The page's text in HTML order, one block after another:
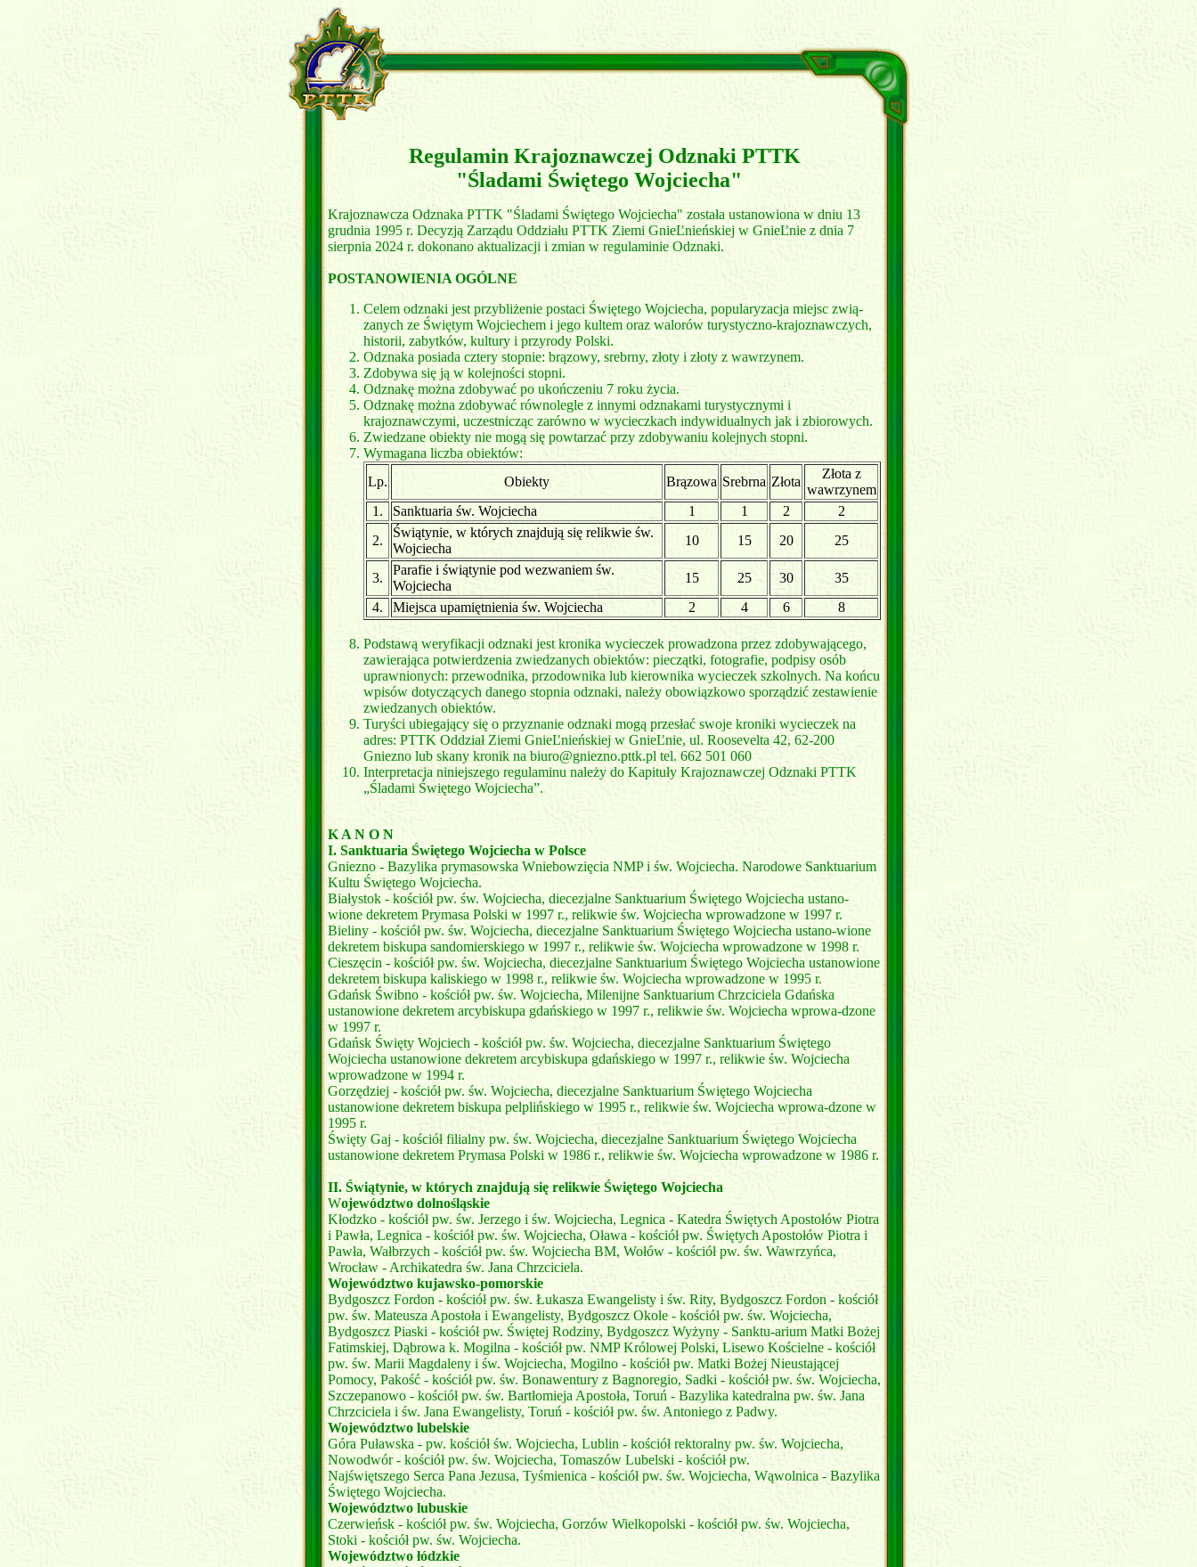
Regulamin Krajoznawczej Odznaki PTTK
"Śladami Świętego Wojciecha"
Krajoznawcza Odznaka PTTK "Śladami Świętego Wojciecha" została ustanowiona w dniu 13
grudnia 1995 r. Decyzją Zarządu Oddziału PTTK Ziemi GnieĽnieńskiej w GnieĽnie z dnia 7
sierpnia 2024 r. dokonano aktualizacji i zmian w regulaminie Odznaki.
POSTANOWIENIA OGÓLNE
Celem odznaki jest przybliżenie postaci Świętego Wojciecha, popularyzacja miejsc zwią-
zanych ze Świętym Wojciechem i jego kultem oraz walorów turystyczno-krajoznawczych,
historii, zabytków, kultury i przyrody Polski.
Odznaka posiada cztery stopnie: brązowy, srebrny, złoty i złoty z wawrzynem.
Zdobywa się ją w kolejności stopni.
Odznakę można zdobywać po ukończeniu 7 roku życia.
Odznakę można zdobywać równolegle z innymi odznakami turystycznymi i
krajoznawczymi, uczestnicząc zarówno w wycieczkach indywidualnych jak i zbiorowych.
Zwiedzane obiekty nie mogą się powtarzać przy zdobywaniu kolejnych stopni.
Wymagana liczba obiektów:
Lp.
Obiekty Brązowa Srebrna Złota
Złota z
wawrzynem
1.
Sanktuaria św. Wojciecha 1 1 2
2
2.
Świątynie, w których znajdują się relikwie św.
Wojciecha
10 15 20 25
3.
Parafie i świątynie pod wezwaniem św.
Wojciecha
15 25 30
35
4.
Miejsca upamiętnienia św. Wojciecha 2 4 6 8
Podstawą weryfikacji odznaki jest kronika wycieczek prowadzona przez zdobywającego,
zawierająca potwierdzenia zwiedzanych obiektów: pieczątki, fotografie, podpisy osób
uprawnionych: przewodnika, przodownika lub kierownika wycieczek szkolnych. Na końcu
wpisów dotyczących danego stopnia odznaki, należy obowiązkowo sporządzić zestawienie
zwiedzanych obiektów.
Turyści ubiegający się o przyznanie odznaki mogą przesłać swoje kroniki wycieczek na
adres: PTTK Oddział Ziemi GnieĽnieńskiej w GnieĽnie, ul. Roosevelta 42, 62-200
Gniezno lub skany kronik na biuro@gniezno.pttk.pl tel. 662 501 060
Interpretacja niniejszego regulaminu należy do Kapituły Krajoznawczej Odznaki PTTK
„Śladami Świętego Wojciecha”.
K A N O N
I. Sanktuaria Świętego Wojciecha w Polsce
Gniezno - Bazylika prymasowska Wniebowzięcia NMP i św. Wojciecha. Narodowe Sanktuarium
Kultu Świętego Wojciecha.
Białystok - kościół pw. św. Wojciecha, diecezjalne Sanktuarium Świętego Wojciecha ustano-
wione dekretem Prymasa Polski w 1997 r., relikwie św. Wojciecha wprowadzone w 1997 r.
Bieliny - kościół pw. św. Wojciecha, diecezjalne Sanktuarium Świętego Wojciecha ustano-wione
dekretem biskupa sandomierskiego w 1997 r., relikwie św. Wojciecha wprowadzone w 1998 r.
Cieszęcin - kościół pw. św. Wojciecha, diecezjalne Sanktuarium Świętego Wojciecha ustanowione
dekretem biskupa kaliskiego w 1998 r., relikwie św. Wojciecha wprowadzone w 1995 r.
Gdańsk Świbno - kościół pw. św. Wojciecha, Milenijne Sanktuarium Chrzciciela Gdańska
ustanowione dekretem arcybiskupa gdańskiego w 1997 r., relikwie św. Wojciecha wprowa-dzone
w 1997 r.
Gdańsk Święty Wojciech - kościół pw. św. Wojciecha, diecezjalne Sanktuarium Świętego
Wojciecha ustanowione dekretem arcybiskupa gdańskiego w 1997 r., relikwie św. Wojciecha
wprowadzone w 1994 r.
Gorzędziej - kościół pw. św. Wojciecha, diecezjalne Sanktuarium Świętego Wojciecha
ustanowione dekretem biskupa pelplińskiego w 1995 r., relikwie św. Wojciecha wprowa-dzone w
1995 r.
Święty Gaj - kościół filialny pw. św. Wojciecha, diecezjalne Sanktuarium Świętego Wojciecha
ustanowione dekretem Prymasa Polski w 1986 r., relikwie św. Wojciecha wprowadzone w 1986 r.
II. Świątynie, w których znajdują się relikwie Świętego Wojciecha
Województwo dolnośląskie
Kłodzko - kościół pw. św. Jerzego i św. Wojciecha, Legnica - Katedra Świętych Apostołów Piotra
i Pawła, Legnica - kościół pw. św. Wojciecha, Oława - kościół pw. Świętych Apostołów Piotra i
Pawła, Wałbrzych - kościół pw. św. Wojciecha BM, Wołów - kościół pw. św. Wawrzyńca,
Wrocław - Archikatedra św. Jana Chrzciciela.
Województwo kujawsko-pomorskie
Bydgoszcz Fordon - kościół pw. św. Łukasza Ewangelisty i św. Rity, Bydgoszcz Fordon - kościół
pw. św. Mateusza Apostoła i Ewangelisty, Bydgoszcz Okole - kościół pw. św. Wojciecha,
Bydgoszcz Piaski - kościół pw. Świętej Rodziny, Bydgoszcz Wyżyny - Sanktu-arium Matki Bożej
Fatimskiej, Dąbrowa k. Mogilna - kościół pw. NMP Królowej Polski, Lisewo Kościelne - kościół
pw. św. Marii Magdaleny i św. Wojciecha, Mogilno - kościół pw. Matki Bożej Nieustającej
Pomocy, Pakość - kościół pw. św. Bonawentury z Bagnoregio, Sadki - kościół pw. św. Wojciecha,
Szczepanowo - kościół pw. św. Bartłomieja Apostoła, Toruń - Bazylika katedralna pw. św. Jana
Chrzciciela i św. Jana Ewangelisty, Toruń - kościół pw. św. Antoniego z Padwy.
Województwo lubelskie
Góra Puławska - pw. kościół św. Wojciecha, Lublin - kościół rektoralny pw. św. Wojciecha,
Nowodwór - kościół pw. św. Wojciecha, Tomaszów Lubelski - kościół pw.
Najświętszego Serca Pana Jezusa, Tyśmienica - kościół pw. św. Wojciecha, Wąwolnica - Bazylika
Świętego Wojciecha.
Województwo lubuskie
Czerwieńsk - kościół pw. św. Wojciecha, Gorzów Wielkopolski - kościół pw. św. Wojciecha,
Stoki - kościół pw. św. Wojciecha.
Województwo łódzkie